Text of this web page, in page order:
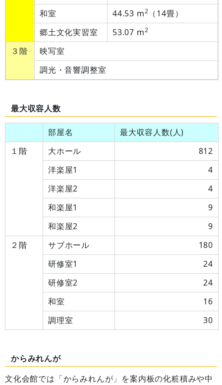
和室 44.53 m2 （14畳）
郷土文化実習室
53.07 m2
３階
映写室
調光・音響調整室
最大収容人数
部屋名
最大収容人数(人)
１階
大ホール
812
洋楽屋1
4
洋楽屋2
4
和楽屋1
9
和楽屋2
9
２階
サブホール
180
研修室1
24
研修室2
24
和室
16
調理室
30
からみれんが
文化会館では「からみれんが」を案内板の化粧積みや中